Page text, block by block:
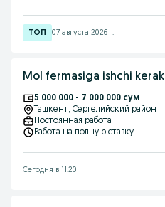
07 августа 2026 г.
Mol fermasiga ishchi kerak
5 000 000 - 7 000 000 сум
Ташкент, Сергелийский район
Постоянная работа
Работа на полную ставку
Сегодня в 11:20